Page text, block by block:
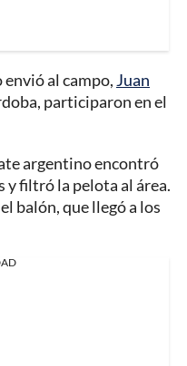
envió al campo, Juan
participaron en el
argentino encontró
y filtró la pelota al área.
balón, que llegó a los